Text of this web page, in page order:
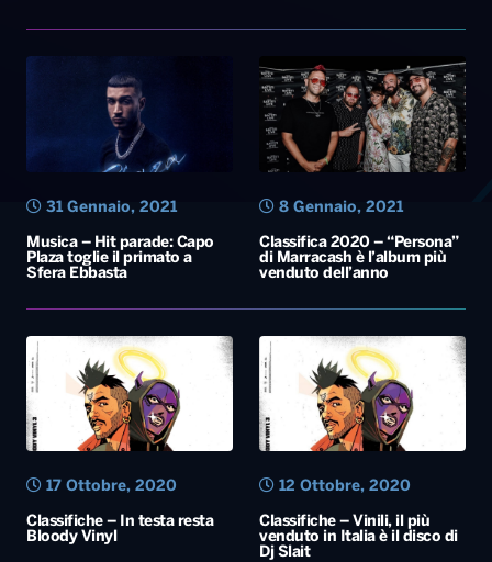
Musica – Hit parade: Capo
Plaza toglie il primato a
Sfera Ebbasta
31 Gennaio, 2021
Classifica 2020 – “Persona”
di Marracash è l’album più
venduto dell’anno
8 Gennaio, 2021
Classifiche – In testa resta
Bloody Vinyl
17 Ottobre, 2020
Classifiche – Vinili, il più
venduto in Italia è il disco di
Dj Slait
12 Ottobre, 2020